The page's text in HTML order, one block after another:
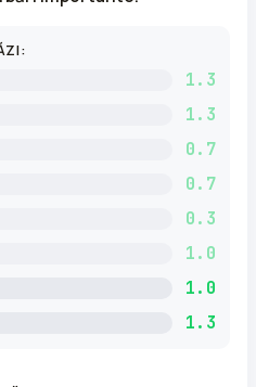
1.3
1.3
0.7
0.7
0.3
1.0
1.0
1.3